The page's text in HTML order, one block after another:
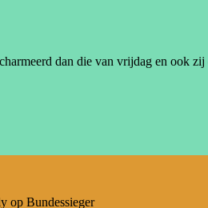
dan die van vrijdag en ook
op Bundessieger